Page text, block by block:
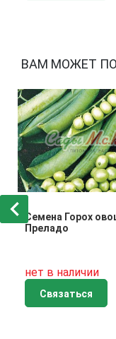
ВАМ МОЖЕТ
Семена Горох
Преладо
нет в наличии
Связаться